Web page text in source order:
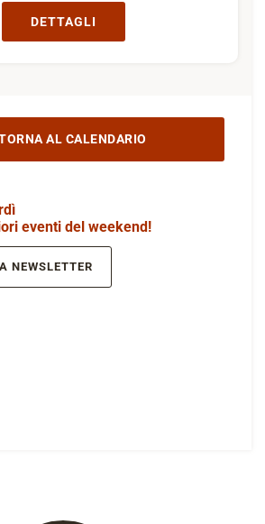
DETTAGLI
AL CALENDARIO
eventi del weekend!
NEWSLETTER